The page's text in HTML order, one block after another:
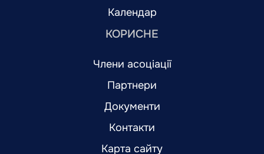
Календар
КОРИСНЕ
Члени асоціації
Партнери
Документи
Контакти
Карта сайту